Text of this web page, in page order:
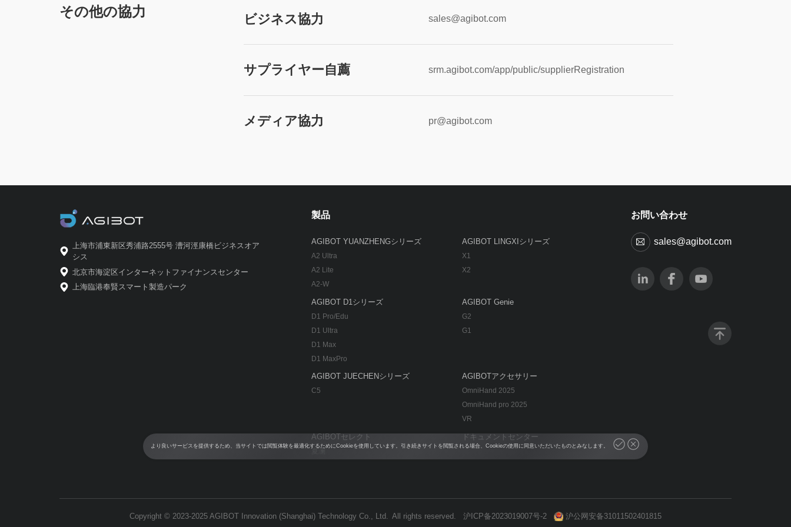
その他の協力 ビジネス協力 sales@agibot.com
サプライヤー自薦 srm.agibot.com/app/public/supplierRegistration
メディア協力 pr@agibot.com
より良いサービスを提供するため、当サイトでは閲覧体験を最適化するためにCookieを使用しています。引き続きサイトを閲覧される場合、Cookieの使用に同意いただいたものとみなします。
上海市浦東新区秀浦路2555号 漕河涇康橋ビジネスオア
シス
北京市海淀区インターネットファイナンスセンター
上海臨港奉賢スマート製造パーク
製品
AGIBOT YUANZHENGシリーズ
A2 Ultra
A2 Lite
A2-W
AGIBOT LINGXIシリーズ
X1
X2
AGIBOT D1シリーズ
D1 Pro/Edu
D1 Ultra
D1 Max
D1 MaxPro
AGIBOT Genie
G2
G1
AGIBOT JUECHENシリーズ
C5
AGIBOTアクセサリー
OmniHand 2025
OmniHand pro 2025
VR
AGIBOTセレクト
夏澜
ドキュメントセンター
お問い合わせ
sales@agibot.com
Copyright © 2023-2025 AGIBOT Innovation (Shanghai) Technology Co., Ltd. All rights reserved. 沪ICP备2023019007号-2 沪公网安备31011502401815